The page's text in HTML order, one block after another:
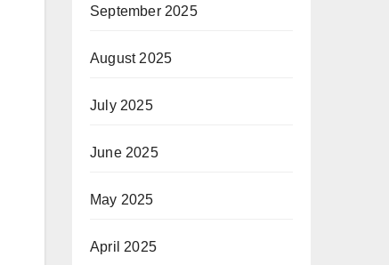
September 2025
August 2025
July 2025
June 2025
May 2025
April 2025